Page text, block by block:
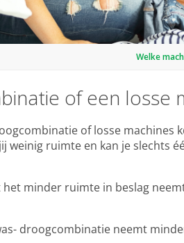
Welke
of een losse
of losse
weinig ruimte en kan je slechts
minder ruimte in beslag
droogcombinatie neemt